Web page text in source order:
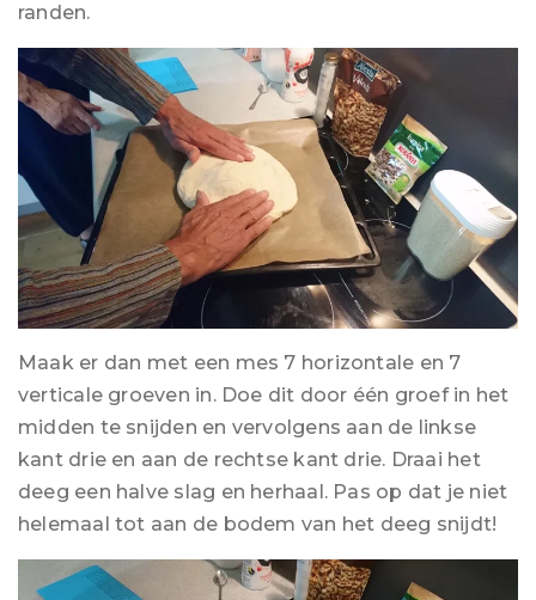
randen.
Maak er dan met een mes 7 horizontale en 7
verticale groeven in. Doe dit door één groef in het
midden te snijden en vervolgens aan de linkse
kant drie en aan de rechtse kant drie. Draai het
deeg een halve slag en herhaal. Pas op dat je niet
helemaal tot aan de bodem van het deeg snijdt!